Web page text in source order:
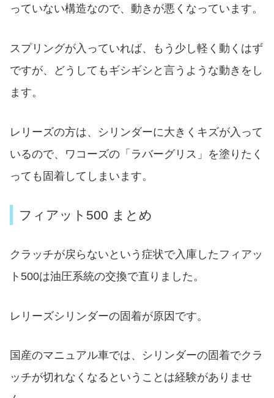
っていない構造なので、動きが悪くなっています。
スプリングが入っていれば、もう少し軽く動くはず
ですが、どうしてもギシギシと言うような動きをし
ます。
レリーズの方は、シリンダーに大きくキズが入って
いるので、ワコーズの「ラバーグリス」を塗りたく
っても固着してしまいます。
フィアット500 まとめ
クラッチが戻らないという症状で入庫したフィアッ
ト500は油圧系統の交換で直りました。
レリーズシリンダーの固着が原因です。
国産のマニュアル車では、シリンダーの固着でクラ
ッチが切れなくなるということは経験がありませ